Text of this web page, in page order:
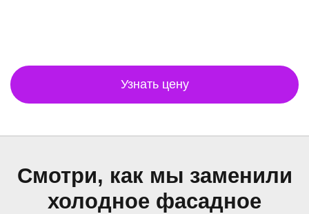
Узнать цену
Смотри, как мы заменили
холодное фасадное